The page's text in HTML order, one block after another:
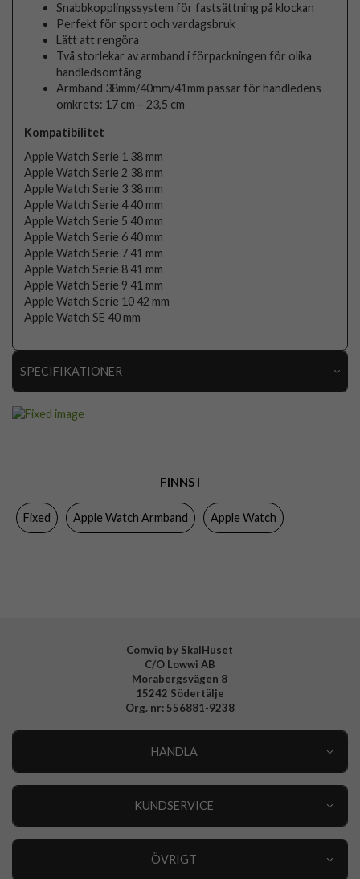
Snabbkopplingssystem för fastsättning på klockan
Perfekt för sport och vardagsbruk
Lätt att rengöra
Två storlekar av armband i förpackningen för olika
handledsomfång
Armband 38mm/40mm/41mm passar för handledens
omkrets: 17 cm – 23,5 cm
Kompatibilitet
Apple Watch Serie 1 38 mm
Apple Watch Serie 2 38 mm
Apple Watch Serie 3 38 mm
Apple Watch Serie 4 40 mm
Apple Watch Serie 5 40 mm
Apple Watch Serie 6 40 mm
Apple Watch Serie 7 41 mm
Apple Watch Serie 8 41 mm
Apple Watch Serie 9 41 mm
Apple Watch Serie 10 42 mm
Apple Watch SE 40 mm
SPECIFIKATIONER
Egenskaper Vattentålig
Färg
FINNS I
Fixed Apple Watch Armband Apple Watch
Comviq by SkalHuset
C/O Lowwi AB
Morabergsvägen 8
15242 Södertälje
Org. nr: 556881-9238
HANDLA
KUNDSERVICE
ÖVRIGT